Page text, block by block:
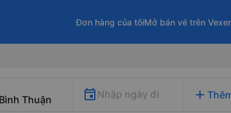
Đơn hàng của tôiMở bán vé trên
Nhập ngày đi add